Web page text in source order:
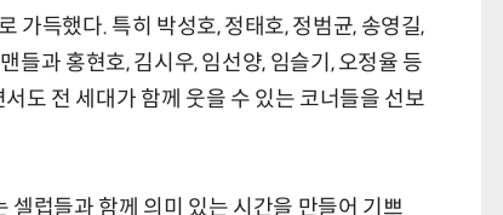
가득했다. 특히 박성호, 정태호, 정범균, 송영길,
들과 홍현호, 김시우, 임선양, 임슬기, 오정율 등
도 전 세대가 함께 웃을 수 있는 코너들을 선보
럽들과 함께 의미 있는 시간을 만들어 기쁘